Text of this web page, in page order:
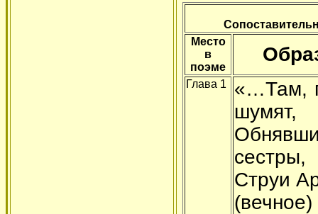
Место
в
поэме
Глава 1
«…Там,
шумят,
сестры,
Струи
(вечное)